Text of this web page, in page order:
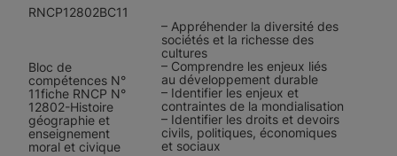
RNCP12802BC11
Bloc de
compétences N°
11fiche RNCP N°
12802-Histoire
géographie et
enseignement
moral et civique
– Appréhender la diversité des
sociétés et la richesse des
cultures
– Comprendre les enjeux liés
au développement durable
– Identifier les enjeux et
contraintes de la mondialisation
– Identifier les droits et devoirs
civils, politiques, économiques
et sociaux